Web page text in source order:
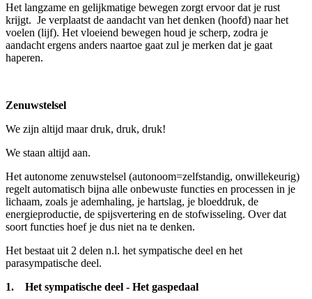
Het langzame en gelijkmatige bewegen zorgt ervoor dat je rust
krijgt. Je verplaatst de aandacht van het denken (hoofd) naar het
voelen (lijf). Het vloeiend bewegen houd je scherp, zodra je
aandacht ergens anders naartoe gaat zul je merken dat je gaat
haperen.
Zenuwstelsel
We zijn altijd maar druk, druk, druk!
We staan altijd aan.
Het autonome zenuwstelsel (autonoom=zelfstandig, onwillekeurig)
regelt automatisch bijna alle onbewuste functies en processen in je
lichaam, zoals je ademhaling, je hartslag, je bloeddruk, de
energieproductie, de spijsvertering en de stofwisseling. Over dat
soort functies hoef je dus niet na te denken.
Het bestaat uit 2 delen n.l. het sympatische deel en het
parasympatische deel.
1. Het sympatische deel - Het gaspedaal